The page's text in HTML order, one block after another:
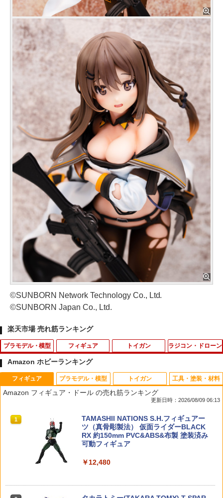
©SUNBORN Network Technology Co., Ltd.
©SUNBORN Japan Co., Ltd.
楽天市場 売れ筋ランキング
プラモデル・模型
1
HG 1/144 軽キャノン プラモデル 機動戦
士Gundam GQuuuuuuX バンダイスピ
￥2,180
ドIII BANDAI SPIRITS バンダイ スピリ
フィギュア
1
ねんどろいど 『その着せ替え人形（ビス
ク・ドール）は恋をする』 黒江雫 ノン
スケール 【2172】 (塗装済み可動フィギ
￥6,584
【中古】開封)Mellojoy ミニ桜うさぎ[7
トイガン
1
ミニポーチ［戦人 senjin 迷彩 camo カ
モ カモフラージュ サバゲー アウトドア
バッグ バック 小物入れ ポーチ MOLLE
RDURA」
￥1,320
ラジコン・ドローン
1
タカラトミー ドリームトミカ SP トイ・
ストーリー 30周年 バズ・ライトイヤー
￥640
PACKS TOMICA＆TOM ／トミカとトム
￥924
Amazon ホビーランキング
フィギュア
Amazon フィギュア・ドール の売れ筋ランキング
更新日時：2026/08/09 06:13
1
TAMASHII NATIONS S.H.フィギュアー
ツ（真骨彫製法） 仮面ライダーBLACK
RX 約150mm PVC&ABS&布製 塗装済み
可動フィギュア
￥12,480
プラモデル・模型 トイガン 工具・塗装・材料